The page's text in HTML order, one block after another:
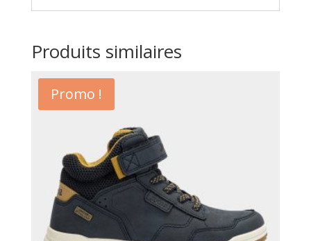
Produits similaires
Promo !